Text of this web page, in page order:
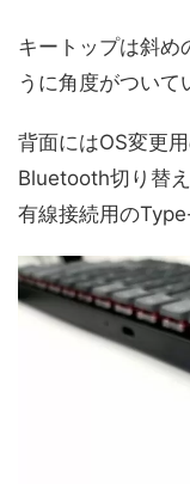
キートップは斜め
うに角度がついて
背面にはOS変更
Bluetooth切り替
有線接続用の